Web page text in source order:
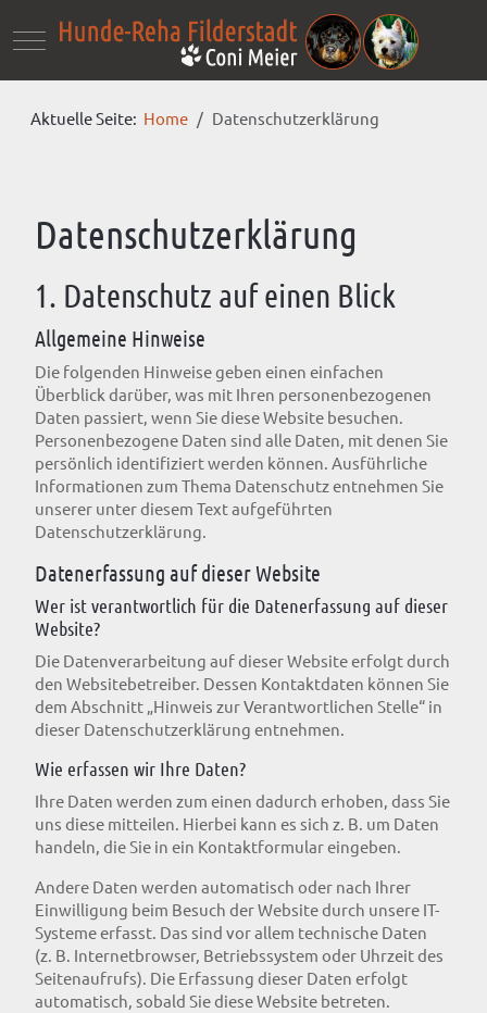
Mobile Menu Toggle
Aktuelle Seite: Home Datenschutzerklärung
Datenschutz­erklärung
1. Datenschutz auf einen Blick
Allgemeine Hinweise
Die folgenden Hinweise geben einen einfachen
Überblick darüber, was mit Ihren personenbezogenen
Daten passiert, wenn Sie diese Website besuchen.
Personenbezogene Daten sind alle Daten, mit denen Sie
persönlich identifiziert werden können. Ausführliche
Informationen zum Thema Datenschutz entnehmen Sie
unserer unter diesem Text aufgeführten
Datenschutzerklärung.
Datenerfassung auf dieser Website
Wer ist verantwortlich für die Datenerfassung auf dieser
Website?
Die Datenverarbeitung auf dieser Website erfolgt durch
den Websitebetreiber. Dessen Kontaktdaten können Sie
dem Abschnitt „Hinweis zur Verantwortlichen Stelle“ in
dieser Datenschutzerklärung entnehmen.
Wie erfassen wir Ihre Daten?
Ihre Daten werden zum einen dadurch erhoben, dass Sie
uns diese mitteilen. Hierbei kann es sich z. B. um Daten
handeln, die Sie in ein Kontaktformular eingeben.
Andere Daten werden automatisch oder nach Ihrer
Einwilligung beim Besuch der Website durch unsere IT-
Systeme erfasst. Das sind vor allem technische Daten
(z. B. Internetbrowser, Betriebssystem oder Uhrzeit des
Seitenaufrufs). Die Erfassung dieser Daten erfolgt
automatisch, sobald Sie diese Website betreten.